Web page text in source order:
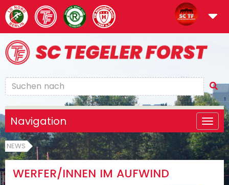
Navigation
NEWS
WERFER/INNEN IM AUFWIND